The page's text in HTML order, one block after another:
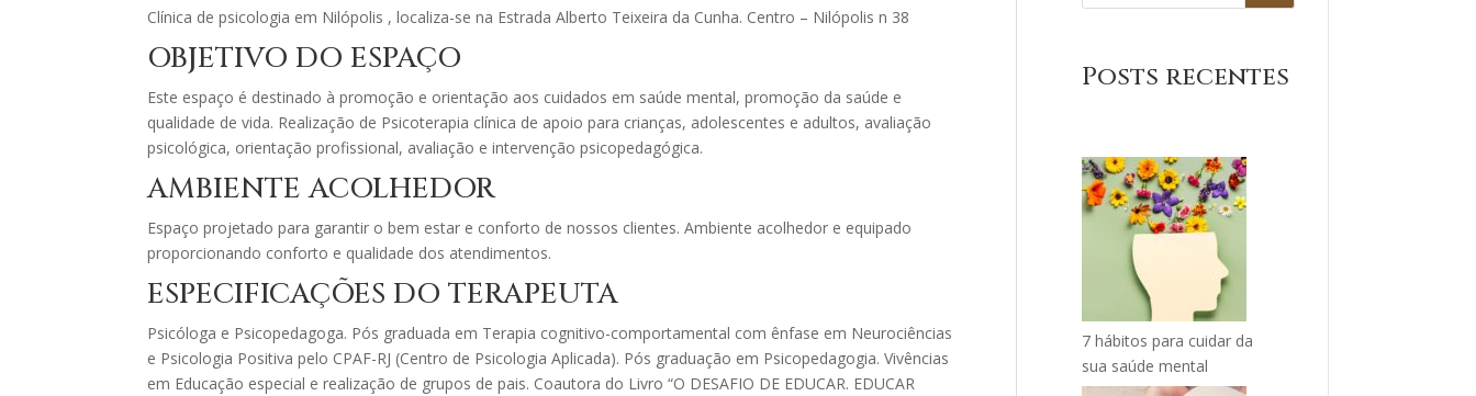
Clínica de psicologia em Nilópolis , localiza-se na Estrada Alberto Teixeira da Cunha. Centro – Nilópolis n 38
OBJETIVO DO ESPAÇO
Este espaço é destinado à promoção e orientação aos cuidados em saúde mental, promoção da saúde e
qualidade de vida. Realização de Psicoterapia clínica de apoio para crianças, adolescentes e adultos, avaliação
psicológica, orientação profissional, avaliação e intervenção psicopedagógica.
AMBIENTE ACOLHEDOR
Espaço projetado para garantir o bem estar e conforto de nossos clientes. Ambiente acolhedor e equipado
proporcionando conforto e qualidade dos atendimentos.
ESPECIFICAÇÕES DO TERAPEUTA
Psicóloga e Psicopedagoga. Pós graduada em Terapia cognitivo-comportamental com ênfase em Neurociências
e Psicologia Positiva pelo CPAF-RJ (Centro de Psicologia Aplicada). Pós graduação em Psicopedagogia. Vivências
em Educação especial e realização de grupos de pais. Coautora do Livro “O DESAFIO DE EDUCAR. EDUCAR
Posts recentes
7 hábitos para cuidar da
sua saúde mental